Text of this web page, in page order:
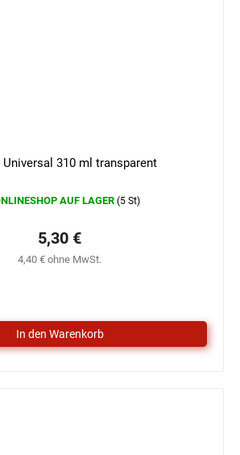
310 ml transparent
AUF LAGER (5 St)
4,40 € ohne MwSt.
5,30 €